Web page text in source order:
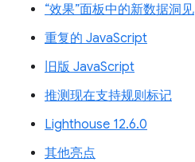
“效果”面板中的新数据洞见
重复的 JavaScript
旧版 JavaScript
推测现在支持规则标记
Lighthouse 12.6.0
其他亮点